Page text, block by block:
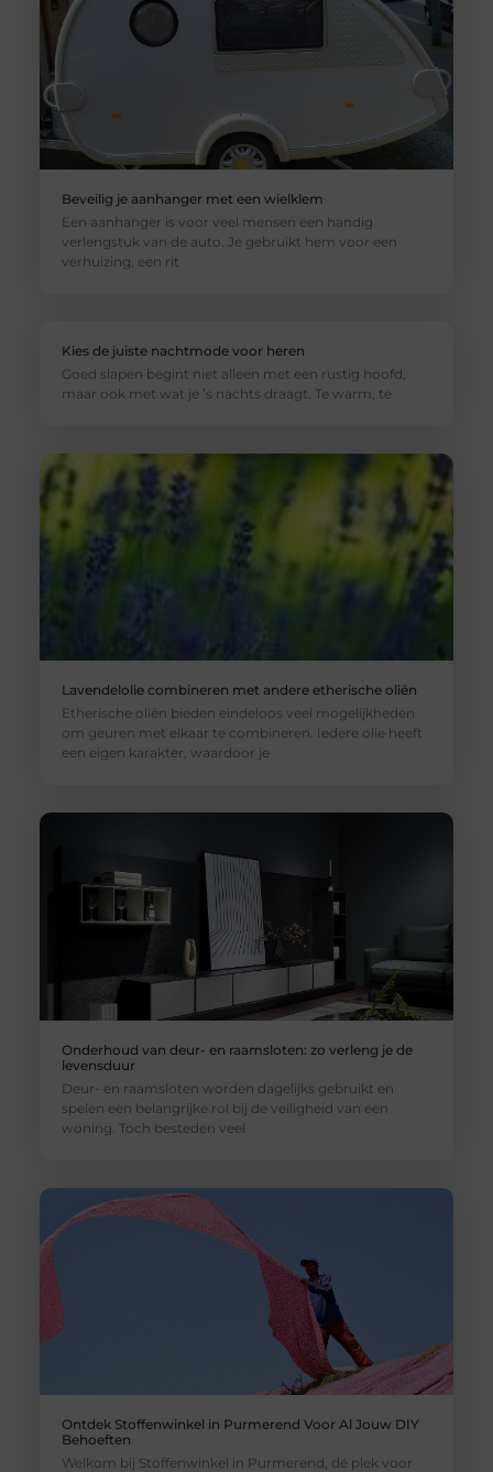
Beveilig je aanhanger met een wielklem
Een aanhanger is voor veel mensen een handig
verlengstuk van de auto. Je gebruikt hem voor een
verhuizing, een rit
Kies de juiste nachtmode voor heren
Goed slapen begint niet alleen met een rustig hoofd,
maar ook met wat je ’s nachts draagt. Te warm, te
Lavendelolie combineren met andere etherische oliën
Etherische oliën bieden eindeloos veel mogelijkheden
om geuren met elkaar te combineren. Iedere olie heeft
een eigen karakter, waardoor je
Onderhoud van deur- en raamsloten: zo verleng je de
levensduur
Deur- en raamsloten worden dagelijks gebruikt en
spelen een belangrijke rol bij de veiligheid van een
woning. Toch besteden veel
Ontdek Stoffenwinkel in Purmerend Voor Al Jouw DIY
Behoeften
Welkom bij Stoffenwinkel in Purmerend, dé plek voor